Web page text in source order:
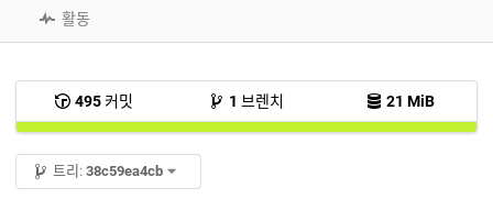
활동
495커밋 1 브렌치 21 MiB
트리: 38c59ea4cb